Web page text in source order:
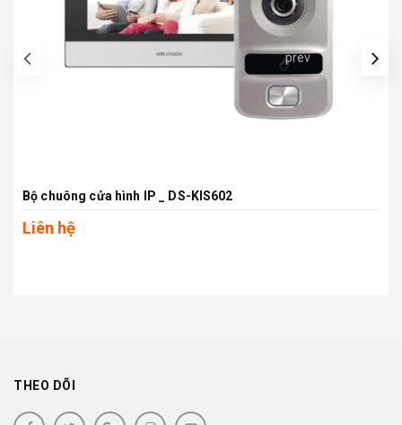
Bộ chuông cửa hình IP _ DS-KIS602
Liên hệ
prev
THEO DÕI